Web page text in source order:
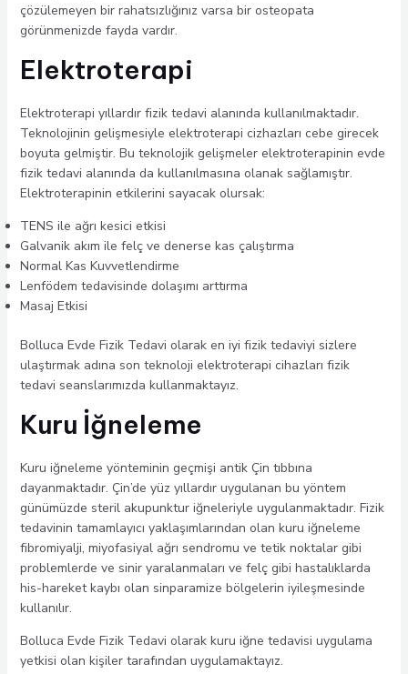
çözülemeyen bir rahatsızlığınız varsa bir osteopata
görünmenizde fayda vardır.
Elektroterapi
Elektroterapi yıllardır fizik tedavi alanında kullanılmaktadır.
Teknolojinin gelişmesiyle elektroterapi cizhazları cebe girecek
boyuta gelmiştir. Bu teknolojik gelişmeler elektroterapinin evde
fizik tedavi alanında da kullanılmasına olanak sağlamıştır.
Elektroterapinin etkilerini sayacak olursak:
TENS ile ağrı kesici etkisi
Galvanik akım ile felç ve denerse kas çalıştırma
Normal Kas Kuvvetlendirme
Lenfödem tedavisinde dolaşımı arttırma
Masaj Etkisi
Bolluca Evde Fizik Tedavi olarak en iyi fizik tedaviyi sizlere
ulaştırmak adına son teknoloji elektroterapi cihazları fizik
tedavi seanslarımızda kullanmaktayız.
Kuru İğneleme
Kuru iğneleme yönteminin geçmişi antik Çin tıbbına
dayanmaktadır. Çin’de yüz yıllardır uygulanan bu yöntem
günümüzde steril akupunktur iğneleriyle uygulanmaktadır. Fizik
tedavinin tamamlayıcı yaklaşımlarından olan kuru iğneleme
fibromiyalji, miyofasiyal ağrı sendromu ve tetik noktalar gibi
problemlerde ve sinir yaralanmaları ve felç gibi hastalıklarda
his-hareket kaybı olan sinparamize bölgelerin iyileşmesinde
kullanılır.
Bolluca Evde Fizik Tedavi olarak kuru iğne tedavisi uygulama
yetkisi olan kişiler tarafından uygulamaktayız.